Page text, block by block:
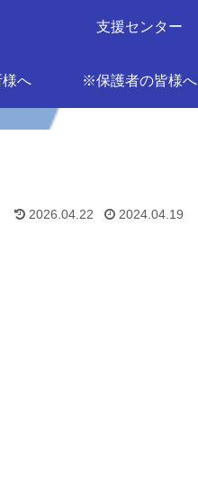
支援センター
へ ※保護者の皆様へ
2026.04.22 2024.04.19